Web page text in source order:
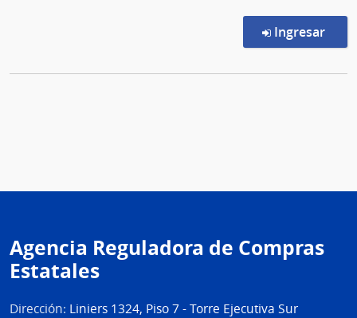
Ingresar
Agencia Reguladora de Compras
Estatales
Dirección: Liniers 1324, Piso 7 - Torre Ejecutiva Sur